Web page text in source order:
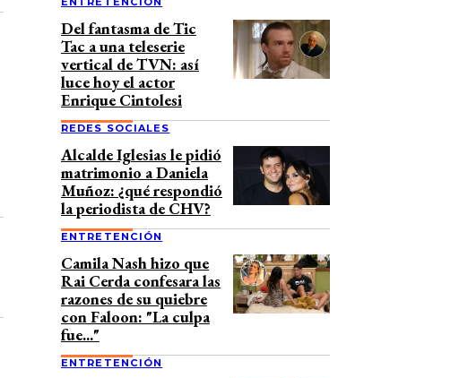
Del fantasma de Tic
Tac a una teleserie
vertical de TVN: así
luce hoy el actor
Enrique Cintolesi
REDES SOCIALES
Alcalde Iglesias le pidió
matrimonio a Daniela
Muñoz: ¿qué respondió
la periodista de CHV?
ENTRETENCIÓN
Camila Nash hizo que
Rai Cerda confesara las
razones de su quiebre
con Faloon: "La culpa
fue..."
ENTRETENCIÓN